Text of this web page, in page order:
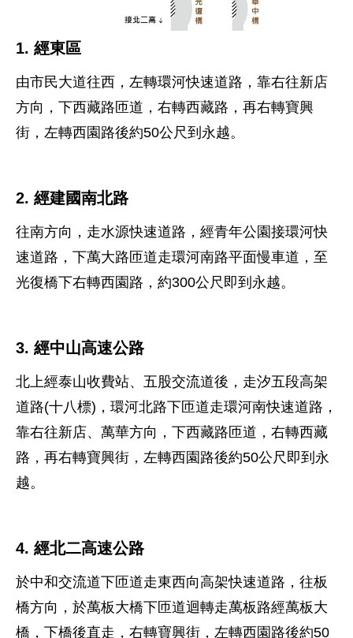
1. 經東區
由市民大道往西，左轉環河快速道路，靠右往新店
方向，下西藏路匝道，右轉西藏路，再右轉寶興
街，左轉西園路後約50公尺到永越。
2. 經建國南北路
往南方向，走水源快速道路，經青年公園接環河快
速道路，下萬大路匝道走環河南路平面慢車道，至
光復橋下右轉西園路，約300公尺即到永越。
3. 經中山高速公路
北上經泰山收費站、五股交流道後，走汐五段高架
道路(十八標)，環河北路下匝道走環河南快速道路，
靠右往新店、萬華方向，下西藏路匝道，右轉西藏
路，再右轉寶興街，左轉西園路後約50公尺即到永
越。
4. 經北二高速公路
於中和交流道下匝道走東西向高架快速道路，往板
橋方向，於萬板大橋下匝道迴轉走萬板路經萬板大
橋，下橋後直走，右轉寶興街，左轉西園路後約50